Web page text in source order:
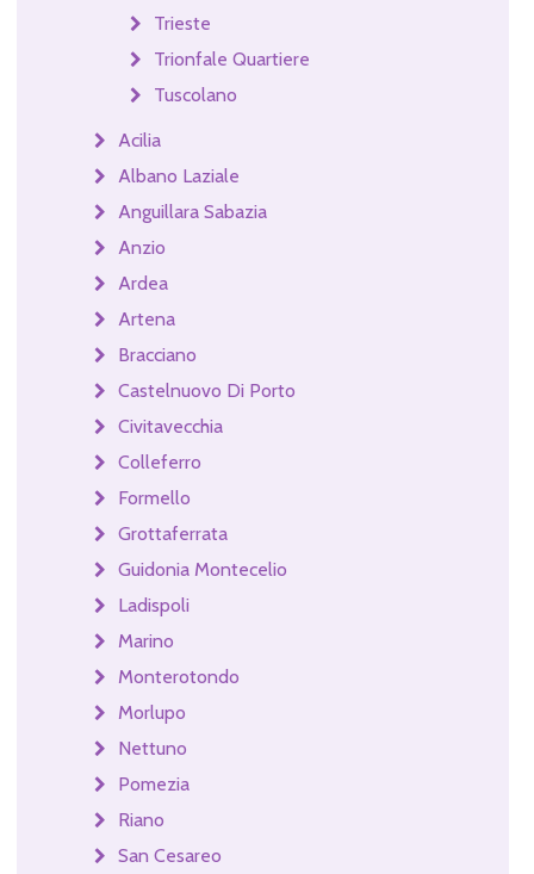
Trieste
Trionfale Quartiere
Tuscolano
Acilia
Albano Laziale
Anguillara Sabazia
Anzio
Ardea
Artena
Bracciano
Castelnuovo Di Porto
Civitavecchia
Colleferro
Formello
Grottaferrata
Guidonia Montecelio
Ladispoli
Marino
Monterotondo
Morlupo
Nettuno
Pomezia
Riano
San Cesareo